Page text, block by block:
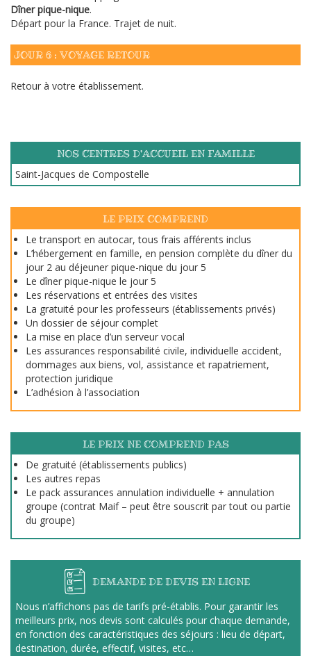
Dîner pique-nique.
Départ pour la France. Trajet de nuit.
JOUR 6 : VOYAGE RETOUR
Retour à votre établissement.
NOS CENTRES D'ACCUEIL EN FAMILLE
Saint-Jacques de Compostelle
LE PRIX COMPREND
Le transport en autocar, tous frais afférents inclus
L’hébergement en famille, en pension complète du dîner du
jour 2 au déjeuner pique-nique du jour 5
Le dîner pique-nique le jour 5
Les réservations et entrées des visites
La gratuité pour les professeurs (établissements privés)
Un dossier de séjour complet
La mise en place d’un serveur vocal
Les assurances responsabilité civile, individuelle accident,
dommages aux biens, vol, assistance et rapatriement,
protection juridique
L’adhésion à l’association
LE PRIX NE COMPREND PAS
De gratuité (établissements publics)
Les autres repas
Le pack assurances annulation individuelle + annulation
groupe (contrat Maif – peut être souscrit par tout ou partie
du groupe)
DEMANDE DE DEVIS EN LIGNE
Nous n’affichons pas de tarifs pré-établis. Pour garantir les
meilleurs prix, nos devis sont calculés pour chaque demande,
en fonction des caractéristiques des séjours : lieu de départ,
destination, durée, effectif, visites, etc…